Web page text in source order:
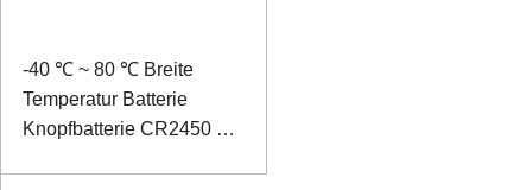
-40 ℃ ~ 80 ℃ Breite
Temperatur Batterie
Knopfbatterie CR2450 3V